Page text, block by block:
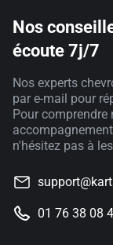
Nos
écoute 7j/7
Nos experts
par e-mail pour
Pour comprendre
n'hésitez pas à
01 76 38 08